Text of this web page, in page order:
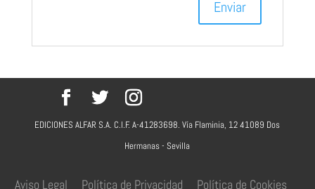
EDICIONES ALFAR S.A. C.I.F. A-41283698. Vía Flaminia, 12 41089 Dos
Hermanas - Sevilla
Aviso Legal Política de Privacidad Política de Cookies